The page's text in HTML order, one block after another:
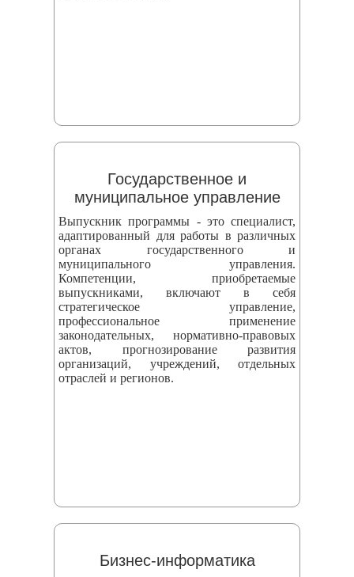
Государственное и
муниципальное управление
Выпускник программы - это специалист,
адаптированный для работы в различных
органах государственного и
муниципального управления.
Компетенции, приобретаемые
выпускниками, включают в себя
стратегическое управление,
профессиональное применение
законодательных, нормативно-правовых
актов, прогнозирование развития
организаций, учреждений, отдельных
отраслей и регионов.
Бизнес-информатика